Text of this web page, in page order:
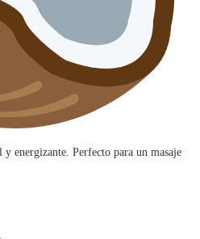
energizante. Perfecto para un masaje